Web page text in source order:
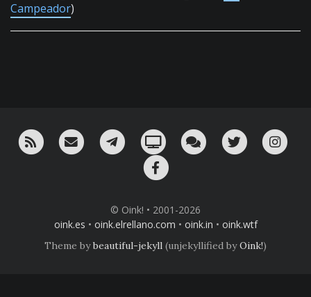
Campeador)
RSS ¡Mándame un email!¡Nuestro canal en Telegram!
Oink! TV Charla con nosotros
Twitter
© Oink! • 2001-2026
oink.es • oink.elrellano.com • oink.in • oink.wtf
Theme bybeautiful-jekyll (unjekyllified byOink!)